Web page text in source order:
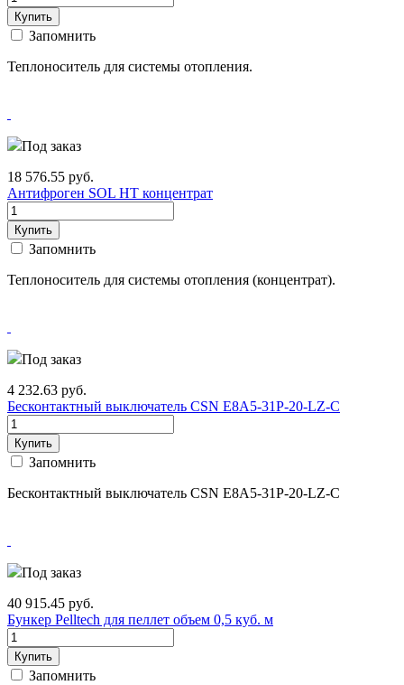
Купить
Запомнить
Теплоноситель для системы отопления.
Под заказ
18 576.55 руб.
Антифроген SOL HT концентрат
Купить
Запомнить
Теплоноситель для системы отопления (концентрат).
Под заказ
4 232.63 руб.
Бесконтактный выключатель CSN E8A5-31P-20-LZ-C
Купить
Запомнить
Бесконтактный выключатель CSN E8A5-31P-20-LZ-C
Под заказ
40 915.45 руб.
Бункер Pelltech для пеллет объем 0,5 куб. м
Купить
Запомнить